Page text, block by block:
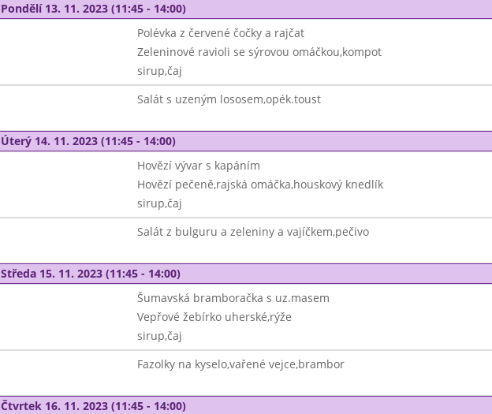
Pondělí 13. 11. 2023 (11:45 - 14:00)
Polévka z červené čočky a rajčat
Zeleninové ravioli se sýrovou omáčkou,kompot
sirup,čaj
Salát s uzeným lososem,opék.toust
Úterý 14. 11. 2023 (11:45 - 14:00)
Hovězí vývar s kapáním
Hovězí pečeně,rajská omáčka,houskový knedlík
sirup,čaj
Salát z bulguru a zeleniny a vajíčkem,pečivo
Středa 15. 11. 2023 (11:45 - 14:00)
Šumavská bramboračka s uz.masem
Vepřové žebírko uherské,rýže
sirup,čaj
Fazolky na kyselo,vařené vejce,brambor
Čtvrtek 16. 11. 2023 (11:45 - 14:00)